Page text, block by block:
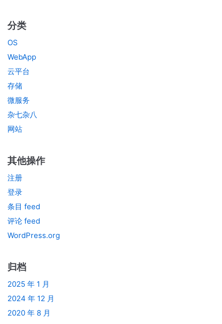
分类
OS
WebApp
云平台
存储
微服务
杂七杂八
网站
其他操作
注册
登录
条目 feed
评论 feed
WordPress.org
归档
2025 年 1 月
2024 年 12 月
2020 年 8 月